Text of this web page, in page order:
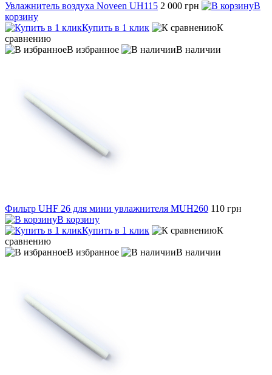
Увлажнитель воздуха Noveen UH115 2 000 грн
В
корзину
Купить в 1 клик
К
сравнению
В избранное
В наличии
Фильтр UHF 26 для мини увлажнителя MUH260 110 грн
В корзину
Купить в 1 клик
К
сравнению
В избранное
В наличии